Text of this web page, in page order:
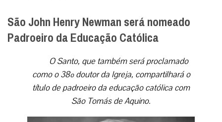
São John Henry Newman será nomeado
Padroeiro da Educação Católica
O Santo, que também será proclamado
como o 38º doutor da Igreja, compartilhará o
título de padroeiro da educação católica com
São Tomás de Aquino.